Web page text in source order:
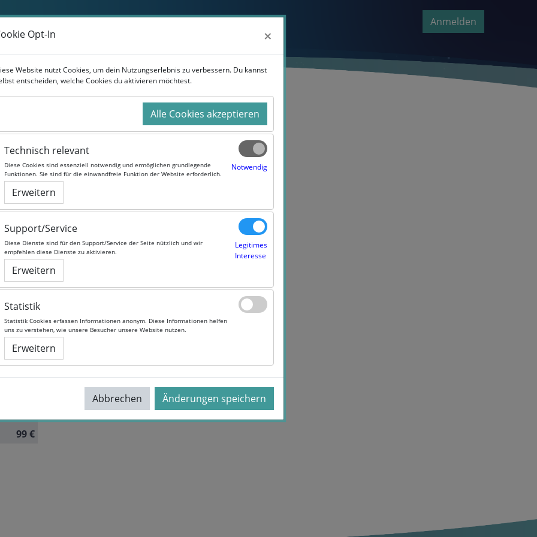
Weiterbildung Studium Für Unternehmen Anmelden
99 €
Opt-In ×
Website nutzt Cookies, um dein Nutzungserlebnis zu verbessern. Du kannst
entscheiden, welche Cookies du aktivieren möchtest.
Alle Cookies akzeptieren
Technisch relevant
Diese Cookies sind essenziell notwendig und ermöglichen grundlegende
Funktionen. Sie sind für die einwandfreie Funktion der Website erforderlich.
Notwendig
Erweitern
Support/Service
Diese Dienste sind für den Support/Service der Seite nützlich und wir
empfehlen diese Dienste zu aktivieren.
Legitimes
Interesse
Erweitern
Statistik
Statistik Cookies erfassen Informationen anonym. Diese Informationen helfen
uns zu verstehen, wie unsere Besucher unsere Website nutzen.
Erweitern
Abbrechen Änderungen speichern
Opt-In ×
Website nutzt Cookies, um dein Nutzungserlebnis zu verbessern. Du kannst
entscheiden, welche Cookies du aktivieren möchtest.
Alle Cookies akzeptieren
Technisch relevant
Diese Cookies sind essenziell notwendig und ermöglichen grundlegende
Funktionen. Sie sind für die einwandfreie Funktion der Website erforderlich.
Notwendig
Erweitern
Support/Service
Diese Dienste sind für den Support/Service der Seite nützlich und wir
empfehlen diese Dienste zu aktivieren.
Legitimes
Interesse
Erweitern
Statistik
Statistik Cookies erfassen Informationen anonym. Diese Informationen helfen
uns zu verstehen, wie unsere Besucher unsere Website nutzen.
Erweitern
Abbrechen Änderungen speichern